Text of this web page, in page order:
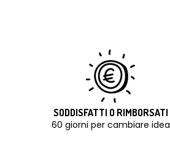
SODDISFATTI O RIMBORSATI
60 giorni per cambiare idea